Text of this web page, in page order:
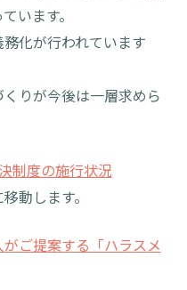
います。
化が行われています
りが今後は一層求めら
制度の施行状況
動します。
ご提案する「ハラスメ